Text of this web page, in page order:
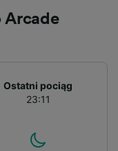
Arcade
Ostatni pociąg
23:11
development.